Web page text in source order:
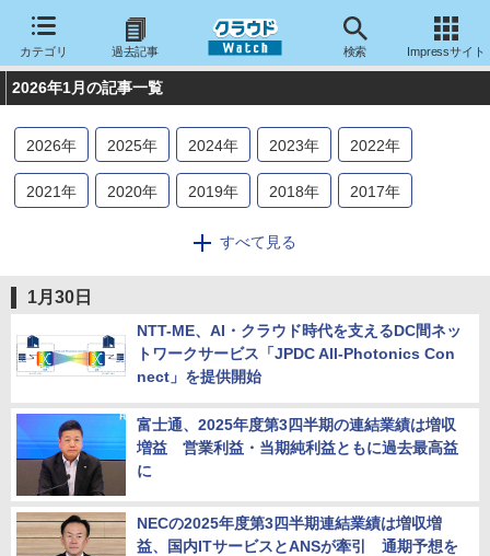
カテゴリ 過去記事 検索 Impressサイト
2026年1月の記事一覧
2026年 2025年 2024年 2023年 2022年
2021年 2020年 2019年 2018年 2017年
2014年 2013
2005年 2004年
すべて見る
1月30日
NTT-ME、AI・クラウド時代を支えるDC間ネッ
トワークサービス「JPDC All-Photonics Con
nect」を提供開始
富士通、2025年度第3四半期の連結業績は増収
増益 営業利益・当期純利益ともに過去最高益
に
NECの2025年度第3四半期連結業績は増収増
益、国内ITサービスとANSが牽引 通期予想を